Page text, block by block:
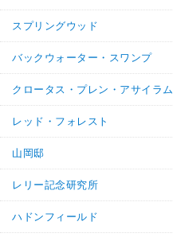
スプリングウッド
バックウォーター・スワンプ
クロータス・プレン・アサイラム
レッド・フォレスト
山岡邸
レリー記念研究所
ハドンフィールド